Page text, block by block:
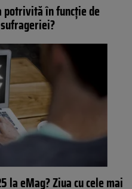
potrivită în funcție de
la eMag? Ziua cu cele mai